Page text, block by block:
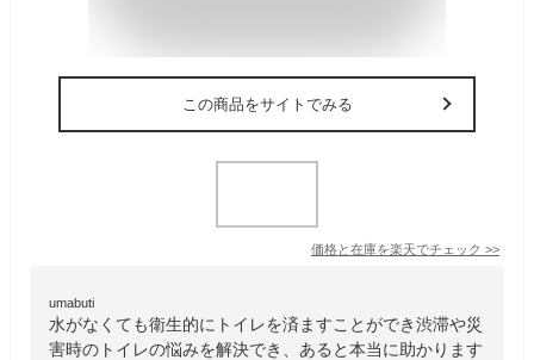
この商品をサイトでみる
価格と在庫を楽天でチェック >>
umabuti
水がなくても衛生的にトイレを済ますことができ渋滞や災
害時のトイレの悩みを解決でき、あると本当に助かります